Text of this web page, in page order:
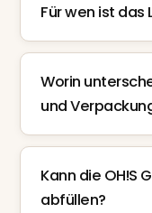
Für wen ist das
Worin
und
Kann die OH!S
abfüllen?